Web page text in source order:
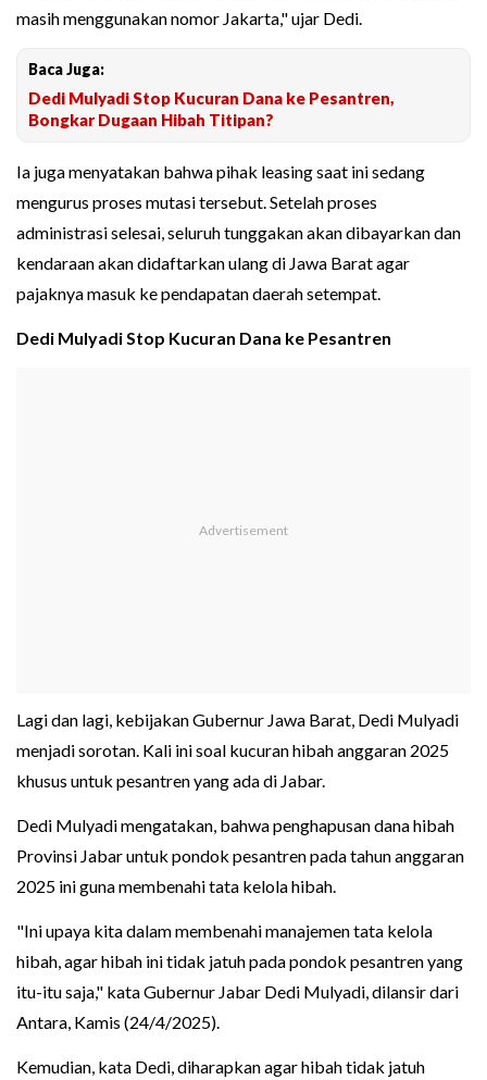
masih menggunakan nomor Jakarta," ujar Dedi.
Baca Juga:
Dedi Mulyadi Stop Kucuran Dana ke Pesantren,
Bongkar Dugaan Hibah Titipan?
Ia juga menyatakan bahwa pihak leasing saat ini sedang
mengurus proses mutasi tersebut. Setelah proses
administrasi selesai, seluruh tunggakan akan dibayarkan dan
kendaraan akan didaftarkan ulang di Jawa Barat agar
pajaknya masuk ke pendapatan daerah setempat.
Dedi Mulyadi Stop Kucuran Dana ke Pesantren
Lagi dan lagi, kebijakan Gubernur Jawa Barat, Dedi Mulyadi
menjadi sorotan. Kali ini soal kucuran hibah anggaran 2025
khusus untuk pesantren yang ada di Jabar.
Dedi Mulyadi mengatakan, bahwa penghapusan dana hibah
Provinsi Jabar untuk pondok pesantren pada tahun anggaran
2025 ini guna membenahi tata kelola hibah.
"Ini upaya kita dalam membenahi manajemen tata kelola
hibah, agar hibah ini tidak jatuh pada pondok pesantren yang
itu-itu saja," kata Gubernur Jabar Dedi Mulyadi, dilansir dari
Antara, Kamis (24/4/2025).
Kemudian, kata Dedi, diharapkan agar hibah tidak jatuh